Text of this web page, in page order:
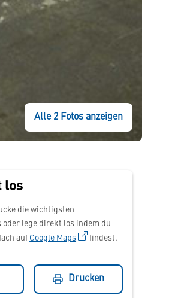
Alle 2 Fotos anzeigen
los
die wichtigsten
oder lege direkt los indem du
auf Google Maps findest.
Drucken